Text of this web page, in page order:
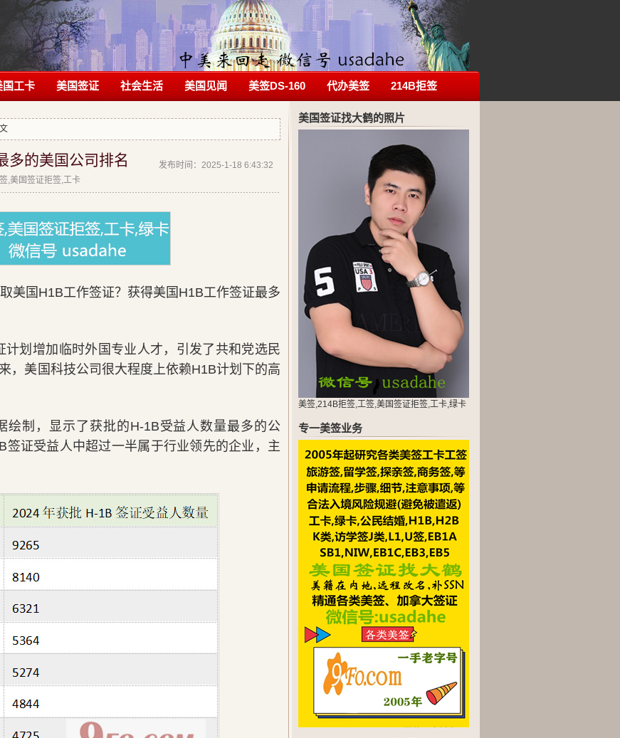
国工卡 美国签证 社会生活 美国见闻 美签DS-160 代办美签 214B拒签
发布时间：2025-1-18 6:43:32
多的美国公司排名
,美国签证拒签,工卡
美国H1B工作签证？获得美国H1B工作签证最多
计划增加临时外国专业人才，引发了共和党选民
，美国科技公司很大程度上依赖H1B计划下的高
绘制，显示了获批的H-1B受益人数量最多的公
签证受益人中超过一半属于行业领先的企业，主
美国签证找大鹤的照片
美签,214B拒签,工签,美国签证拒签,工卡,绿卡
专一美签业务